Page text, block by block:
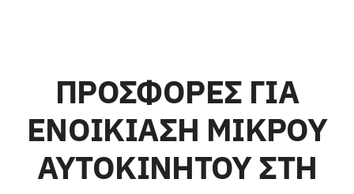
ΠΡΟΣΦΟΡΕΣ ΓΙΑ
ΕΝΟΙΚΙΑΣΗ ΜΙΚΡΟΥ
ΑΥΤΟΚΙΝΗΤΟΥ ΣΤΗ